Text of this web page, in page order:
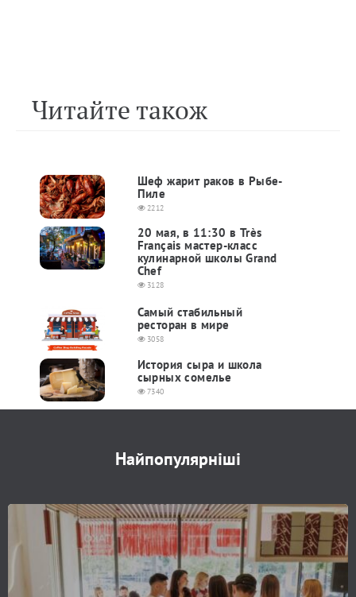
Читайте також
Шеф жарит раков в Рыбе-
Пиле
2212
20 мая, в 11:30 в Très
Français мастер-класс
кулинарной школы Grand
Chef
3128
Самый стабильный
ресторан в мире
3058
История сыра и школа
сырных сомелье
7340
Найпопулярніші